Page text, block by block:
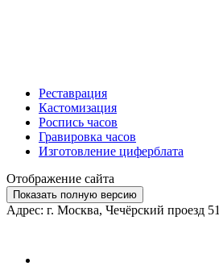
Реставрация
Кастомизация
Роспись часов
Гравировка часов
Изготовление циферблата
Отображение сайта
Показать полную версию
Адрес: г. Москва, Чечёрский проезд 51